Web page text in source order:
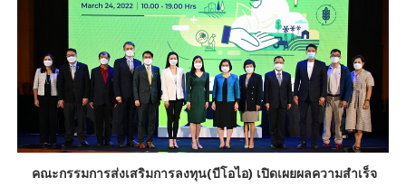
คณะกรรมการส่งเสริมการลงทุน(บีโอไอ) เปิดเผยผลความสำเร็จ